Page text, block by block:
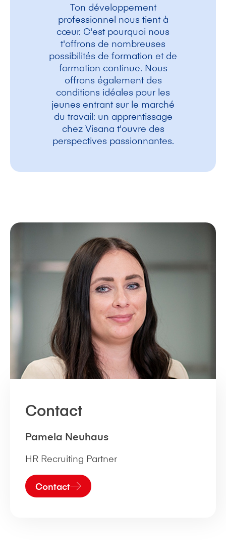
Ton développement
professionnel nous tient à
cœur. C'est pourquoi nous
t'offrons de nombreuses
possibilités de formation et de
formation continue. Nous
offrons également des
conditions idéales pour les
jeunes entrant sur le marché
du travail: un apprentissage
chez Visana t'ouvre des
perspectives passionnantes.
Contact
Pamela Neuhaus
HR Recruiting Partner
Contact